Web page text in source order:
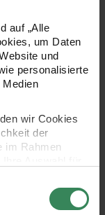
auf „Alle
um Daten
und
personalisierte
wir Cookies
der
im Rahmen
über den
der Seite
Faltenoptik,
Krinkelmusselin.
Der
in
g/m², die sich
Kleider und